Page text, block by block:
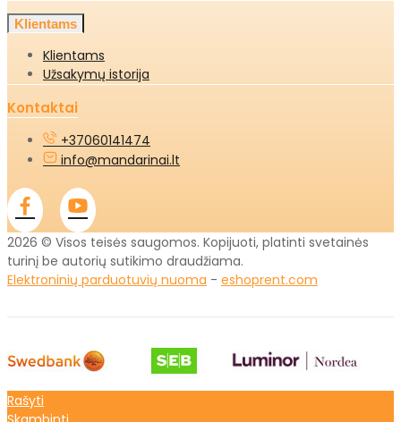
Klientams
Klientams
Užsakymų istorija
Kontaktai
+37060141474
info@mandarinai.lt
2026 © Visos teisės saugomos. Kopijuoti, platinti svetainės
turinį be autorių sutikimo draudžiama.
Elektroninių parduotuvių nuoma - eshoprent.com
Rašyti